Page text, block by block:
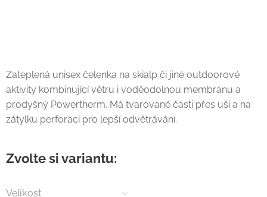
Zateplená unisex čelenka na skialp či jiné outdoorové
aktivity kombinující větru i voděodolnou membránu a
prodyšný Powertherm. Má tvarované části přes uši a na
zátylku perforaci pro lepší odvětrávání.
Zvolte si variantu:
Velikost